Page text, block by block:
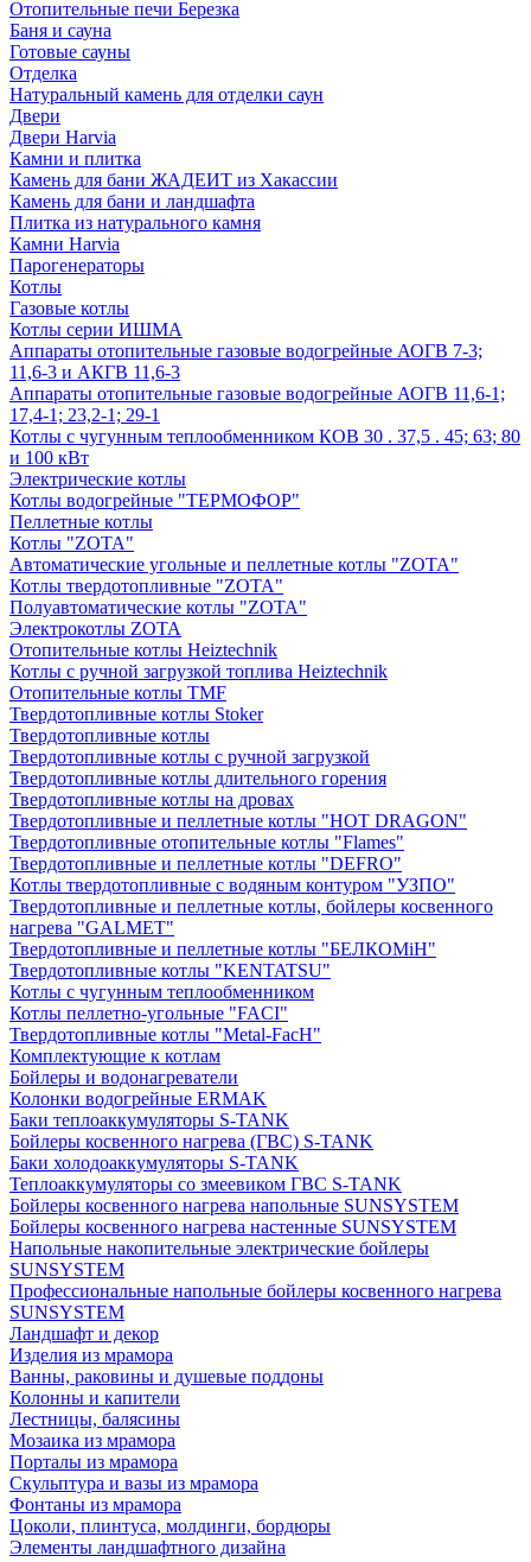
Отопительные печи Березка
Баня и сауна
Готовые сауны
Отделка
Натуральный камень для отделки саун
Двери
Двери Harvia
Камни и плитка
Камень для бани ЖАДЕИТ из Хакассии
Камень для бани и ландшафта
Плитка из натурального камня
Камни Harvia
Парогенераторы
Котлы
Газовые котлы
Котлы серии ИШМА
Аппараты отопительные газовые водогрейные АОГВ 7-3;
11,6-3 и АКГВ 11,6-3
Аппараты отопительные газовые водогрейные АОГВ 11,6-1;
17,4-1; 23,2-1; 29-1
Котлы с чугунным теплообменником КОВ 30 . 37,5 . 45; 63; 80
и 100 кВт
Электрические котлы
Котлы водогрейные "ТЕРМОФОР"
Пеллетные котлы
Котлы "ZOTA"
Автоматические угольные и пеллетные котлы "ZOTA"
Котлы твердотопливные "ZOTA"
Полуавтоматические котлы "ZOTA"
Электрокотлы ZOTA
Отопительные котлы Heiztechnik
Котлы с ручной загрузкой топлива Heiztechnik
Отопительные котлы TMF
Твердотопливные котлы Stoker
Твердотопливные котлы
Твердотопливные котлы с ручной загрузкой
Твердотопливные котлы длительного горения
Твердотопливные котлы на дровах
Твердотопливные и пеллетные котлы "HOT DRAGON"
Твердотопливные отопительные котлы "Flames"
Твердотопливные и пеллетные котлы "DEFRO"
Котлы твердотопливные с водяным контуром "УЗПО"
Твердотопливные и пеллетные котлы, бойлеры косвенного
нагрева "GALMET"
Твердотопливные и пеллетные котлы "БЕЛКОМiН"
Твердотопливные котлы "KENTATSU"
Котлы с чугунным теплообменником
Котлы пеллетно-угольные "FACI"
Твердотопливные котлы "Metal-FacH"
Комплектующие к котлам
Бойлеры и водонагреватели
Колонки водогрейные ERMAK
Баки теплоаккумуляторы S-TANK
Бойлеры косвенного нагрева (ГВС) S-TANK
Баки холодоаккумуляторы S-TANK
Теплоаккумуляторы со змеевиком ГВС S-TANK
Бойлеры косвенного нагрева напольные SUNSYSTEM
Бойлеры косвенного нагрева настенные SUNSYSTEM
Напольные накопительные электрические бойлеры
SUNSYSTEM
Профессиональные напольные бойлеры косвенного нагрева
SUNSYSTEM
Ландшафт и декор
Изделия из мрамора
Ванны, раковины и душевые поддоны
Колонны и капители
Лестницы, балясины
Мозаика из мрамора
Порталы из мрамора
Скульптура и вазы из мрамора
Фонтаны из мрамора
Цоколи, плинтуса, молдинги, бордюры
Элементы ландшафтного дизайна